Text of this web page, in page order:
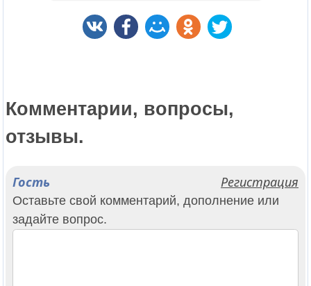
Комментарии, вопросы,
отзывы.
Гость Регистрация
Оставьте свой комментарий, дополнение или
задайте вопрос.